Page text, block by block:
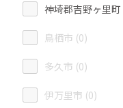
神埼郡吉野ヶ里町
鳥栖市 (0)
多久市 (0)
伊万里市 (0)